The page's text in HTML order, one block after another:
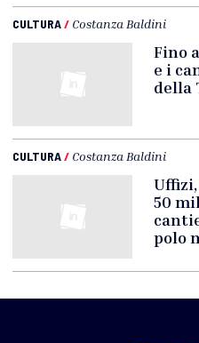
CULTURA/ Costanza Baldini
Fino
e i
della
CULTURA/ Costanza Baldini
50
polo